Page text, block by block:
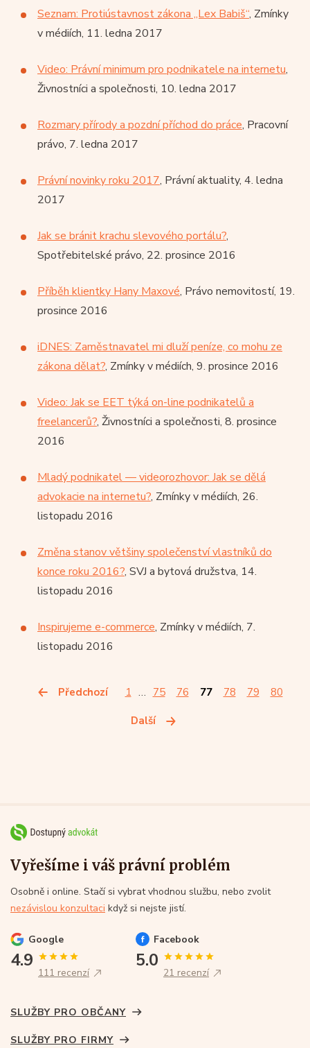
Seznam: Protiústavnost zákona „Lex Babiš“, Zmínky
v médiích, 11. ledna 2017
Video: Právní minimum pro podnikatele na internetu,
Živnostníci a společnosti, 10. ledna 2017
Rozmary přírody a pozdní příchod do práce, Pracovní
právo, 7. ledna 2017
Právní novinky roku 2017, Právní aktuality, 4. ledna
2017
Jak se bránit krachu slevového portálu?,
Spotřebitelské právo, 22. prosince 2016
Příběh klientky Hany Maxové, Právo nemovitostí, 19.
prosince 2016
iDNES: Zaměstnavatel mi dluží peníze, co mohu ze
zákona dělat?, Zmínky v médiích, 9. prosince 2016
Video: Jak se EET týká on-line podnikatelů a
freelancerů?, Živnostníci a společnosti, 8. prosince
2016
Mladý podnikatel — videorozhovor: Jak se dělá
advokacie na internetu?, Zmínky v médiích, 26.
listopadu 2016
Změna stanov většiny společenství vlastníků do
konce roku 2016?, SVJ a bytová družstva, 14.
listopadu 2016
Inspirujeme e-commerce, Zmínky v médiích, 7.
listopadu 2016
Předchozí 1 … 75 76 77 78 79 80
Další
Vyřešíme i váš právní problém
Osobně i online. Stačí si vybrat vhodnou službu, nebo zvolit
nezávislou konzultaci když si nejste jistí.
Google
4.9
111 recenzí
Facebook
5.0
21 recenzí
SLUŽBY PRO OBČANY
SLUŽBY PRO FIRMY